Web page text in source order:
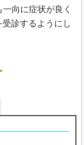
一向に症状が良く
診するようにし